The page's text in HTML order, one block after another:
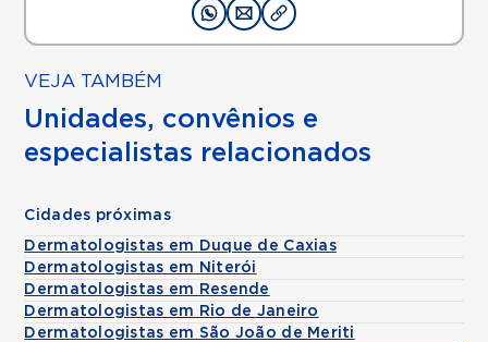
VEJA TAMBÉM
Unidades, convênios e
especialistas relacionados
Cidades próximas
Dermatologistas em Duque de Caxias
Dermatologistas em Niterói
Dermatologistas em Resende
Dermatologistas em Rio de Janeiro
Dermatologistas em São João de Meriti